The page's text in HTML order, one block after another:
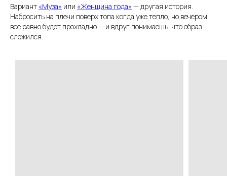
Вариант «Муза» или «Женщина года» — другая история.
Набросить на плечи поверх топа когда уже тепло, но вечером
все равно будет прохладно — и вдруг понимаешь, что образ
сложился.